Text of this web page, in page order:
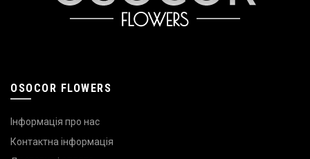
OSOCOR FLOWERS
Інформація про нас
Контактна інформація